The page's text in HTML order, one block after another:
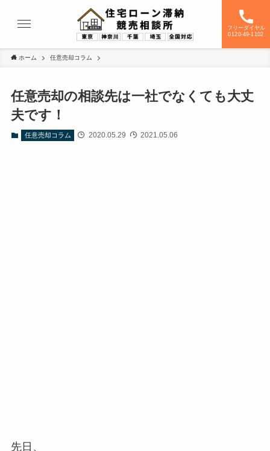
フリーダイヤル
0120-49-1102
ホーム 任意売却コラム
任意売却の相談先は一社でなくても大丈
夫です！
任意売却コラム 2020.05.29 2021.05.06
先日、